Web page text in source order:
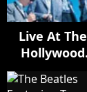
Live At The
Hollywood